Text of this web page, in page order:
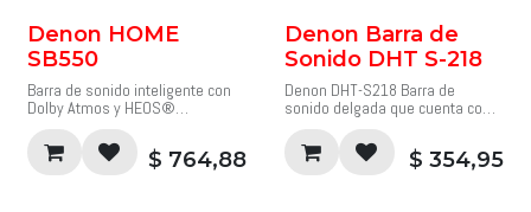
Denon HOME
SB550
Barra de sonido inteligente con
Dolby Atmos y HEOS®
Potente audio Denon Home
desde una barra de sonido
$ 764,88
Denon Barra de
Sonido DHT S-218
Denon DHT-S218 Barra de
sonido delgada que cuenta con
integrados orientados hacia
abajo y Dolby Atmos para crear
$ 354,95